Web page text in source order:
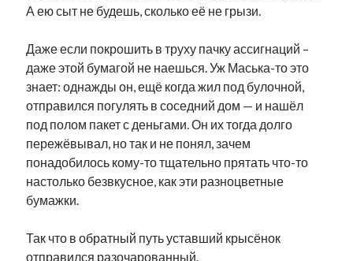
А ею сыт не будешь, сколько её не грызи.
Даже если покрошить в труху пачку ассигнаций –
даже этой бумагой не наешься. Уж Маська-то это
знает: однажды он, ещё когда жил под булочной,
отправился погулять в соседний дом — и нашёл
под полом пакет с деньгами. Он их тогда долго
пережёвывал, но так и не понял, зачем
понадобилось кому-то тщательно прятать что-то
настолько безвкусное, как эти разноцветные
бумажки.
Так что в обратный путь уставший крысёнок
отправился разочарованный.